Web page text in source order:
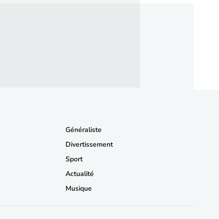
Généraliste
Divertissement
Sport
Actualité
Musique